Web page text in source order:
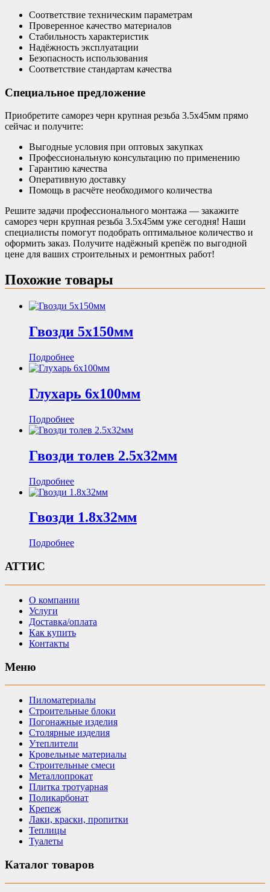
Соответствие техническим параметрам
Проверенное качество материалов
Стабильность характеристик
Надёжность эксплуатации
Безопасность использования
Соответствие стандартам качества
Специальное предложение
Приобретите саморез черн крупная резьба 3.5х45мм прямо
сейчас и получите:
Выгодные условия при оптовых закупках
Профессиональную консультацию по применению
Гарантию качества
Оперативную доставку
Помощь в расчёте необходимого количества
Решите задачи профессионального монтажа — закажите
саморез черн крупная резьба 3.5х45мм уже сегодня! Наши
специалисты помогут подобрать оптимальное количество и
оформить заказ. Получите надёжный крепёж по выгодной
цене для ваших строительных и ремонтных работ!
Похожие товары
Гвозди 5х150мм
Подробнее
Глухарь 6х100мм
Подробнее
Гвозди толев 2.5х32мм
Подробнее
Гвозди 1.8х32мм
Подробнее
АТТИС
О компании
Услуги
Доставка/оплата
Как купить
Контакты
Меню
Пиломатериалы
Строительные блоки
Погонажные изделия
Столярные изделия
Утеплители
Кровельные материалы
Строительные смеси
Металлопрокат
Плитка тротуарная
Поликарбонат
Крепеж
Лаки, краски, пропитки
Теплицы
Туалеты
Каталог товаров